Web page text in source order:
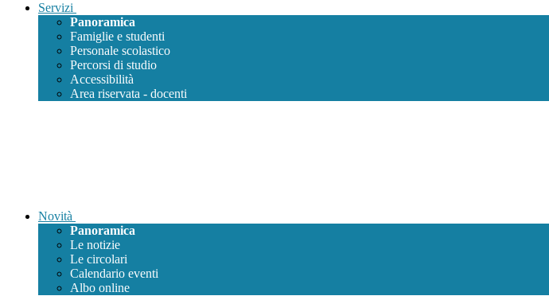
Servizi
Panoramica
Famiglie e studenti
Personale scolastico
Percorsi di studio
Accessibilità
Area riservata - docenti
Novità
Panoramica
Le notizie
Le circolari
Calendario eventi
Albo online